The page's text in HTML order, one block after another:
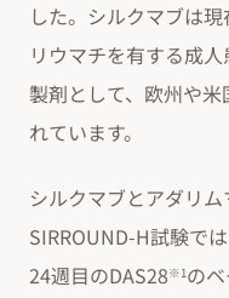
した。シルクマブは
リウマチを有する成
製剤として、欧州や米
れています。
シルクマブとアダリ
SIRROUND-H試験で
24週目のDAS28※1の